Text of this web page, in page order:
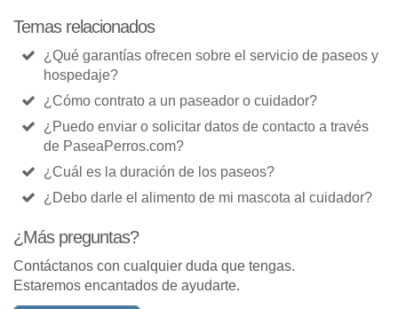
Temas relacionados
¿Qué garantías ofrecen sobre el servicio de paseos y
hospedaje?
¿Cómo contrato a un paseador o cuidador?
¿Puedo enviar o solicitar datos de contacto a través
de PaseaPerros.com?
¿Cuál es la duración de los paseos?
¿Debo darle el alimento de mi mascota al cuidador?
¿Más preguntas?
Contáctanos con cualquier duda que tengas.
Estaremos encantados de ayudarte.